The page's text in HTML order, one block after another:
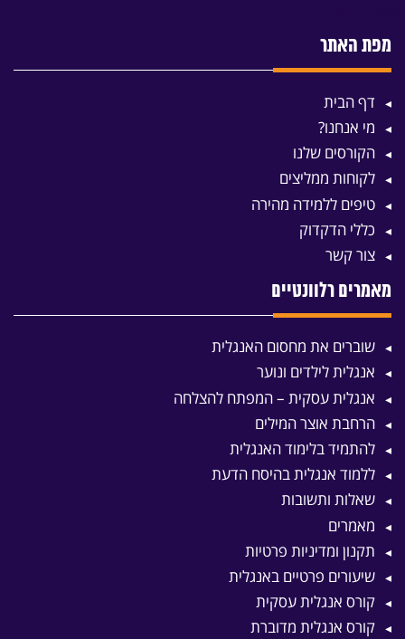
מפת האתר
דף הבית
מי אנחנו?
הקורסים שלנו
לקוחות ממליצים
טיפים ללמידה מהירה
כללי הדקדוק
צור קשר
מאמרים רלוונטיים
שוברים את מחסום האנגלית
אנגלית לילדים ונוער
אנגלית עסקית – המפתח להצלחה
הרחבת אוצר המילים
להתמיד בלימוד האנגלית
ללמוד אנגלית בהיסח הדעת
שאלות ותשובות
מאמרים
תקנון ומדיניות פרטיות
שיעורים פרטיים באנגלית
קורס אנגלית עסקית
קורס אנגלית מדוברת